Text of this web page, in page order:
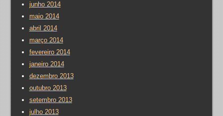
junho 2014
maio 2014
abril 2014
março 2014
fevereiro 2014
janeiro 2014
dezembro 2013
outubro 2013
setembro 2013
julho 2013